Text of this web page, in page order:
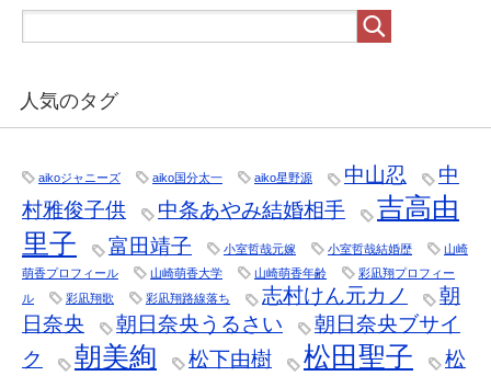
人気のタグ
aikoジャニーズ aiko国分太一 aiko星野源 中山忍
中
村雅俊子供
中条あやみ結婚相手
吉高由
里子
富田靖子 小室哲哉元嫁 小室哲哉結婚歴
山崎
萌香プロフィール
山崎萌香大学 山崎萌香年齢
彩凪翔プロフィー
ル
彩凪翔歌 彩凪翔路線落ち 志村けん元カノ
朝
日奈央
朝日奈央うるさい
朝日奈央ブサイ
ク
朝美絢 松下由樹 松田聖子
松